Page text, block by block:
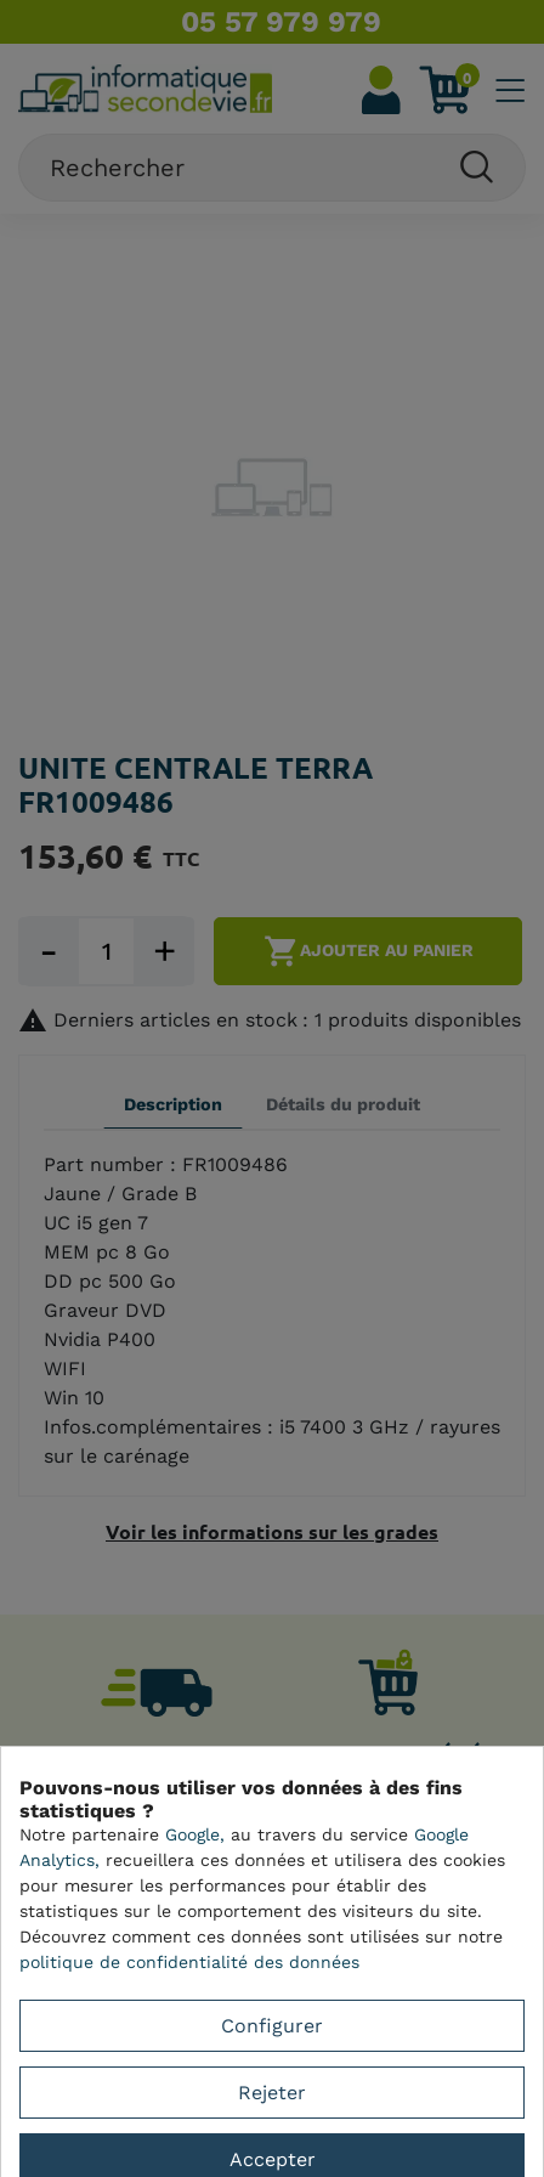
05 57 979 979
0
UNITE CENTRALE TERRA
FR1009486
153,60 € TTC
- +  AJOUTER AU PANIER
 Derniers articles en stock : 1 produits disponibles
Description Détails du produit
Part number : FR1009486
Jaune / Grade B
UC i5 gen 7
MEM pc 8 Go
DD pc 500 Go
Graveur DVD
Nvidia P400
WIFI
Win 10
Infos.complémentaires : i5 7400 3 GHz / rayures
sur le carénage
Voir les informations sur les grades
LIVRAISON
EXPRESS
PANIER PROTÉGÉ
PAIEMENT
SÉCURISÉ
SUPPORT
TECHNIQUE
MIEUX NOUS CONNAÎTRE
BESOIN D'AIDE ?
INFORMATIONS
Pouvons-nous utiliser vos données à des fins
statistiques ?
Notre partenaire Google, au travers du service Google
Analytics, recueillera ces données et utilisera des cookies
pour mesurer les performances pour établir des
statistiques sur le comportement des visiteurs du site.
Découvrez comment ces données sont utilisées sur notre
politique de confidentialité des données
Configurer
Rejeter
Accepter